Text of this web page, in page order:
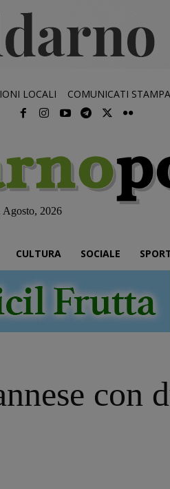
LOCALI COMUNICATI STAMPA
Agosto, 2026
CULTURA SOCIALE
con